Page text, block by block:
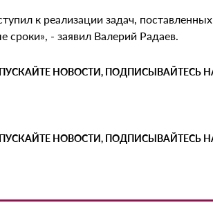
к реализации задач,
сроки», - заявил Валерий Радаев.
НОВОСТИ, ПОДПИСЫВАЙТЕСЬ
НОВОСТИ, ПОДПИСЫВАЙТЕСЬ